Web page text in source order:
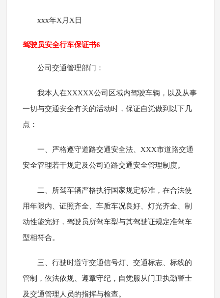
xxx年X月X日
驾驶员安全行车保证书6
公司交通管理部门：
我本人在XXXXX公司区域内驾驶车辆，以及从事
一切与交通安全有关的活动时，保证自觉做到以下几
点：
一、严格遵守道路交通安全法、XXX市道路交通
安全管理若干规定及公司道路交通安全管理制度。
二、所驾车辆严格执行国家规定标准，在合法使
用年限内、证照齐全、车质车况良好、灯光齐全、制
动性能完好，驾驶员所驾车型与其驾驶证规定准驾车
型相符合。
三、行驶时遵守交通信号灯、交通标志、标线的
管制，依法依规、遵章守纪，自觉服从门卫执勤警士
及交通管理人员的指挥与检查。